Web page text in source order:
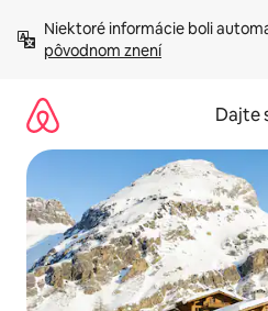
obsah.
Niektoré informácie boli
pôvodnom znení
Dajte